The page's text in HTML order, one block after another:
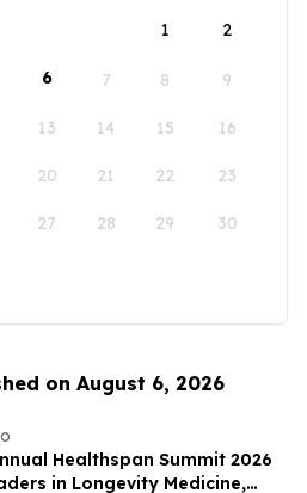
1
2
6 7 8 9
13 14 15 16
20 21 22 23
27 28 29 30
on August 6, 2026
Healthspan Summit 2026
in Longevity Medicine,